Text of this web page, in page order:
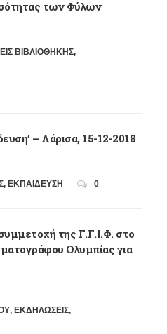
των Φύλων
ΒΙΒΛΙΟΘΗΚΗΣ,
– Λάρισα, 15-12-2018
, ΕΚΠΑΙΔΕΥΣΗ 0
της Γ.Γ.Ι.Φ. στο
Ολυμπίας για
, ΕΚΔΗΛΩΣΕΙΣ,